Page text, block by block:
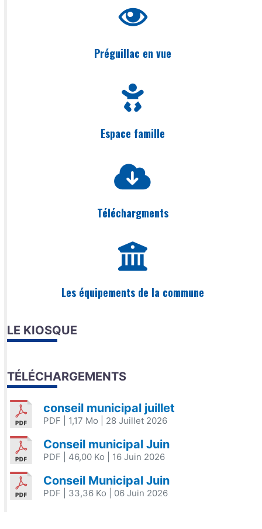
Préguillac en vue
Espace famille
Téléchargments
Les équipements de la commune
LE KIOSQUE
TÉLÉCHARGEMENTS
conseil municipal juillet
PDF | 1,17 Mo | 28 Juillet 2026
Conseil municipal Juin
PDF | 46,00 Ko | 16 Juin 2026
Conseil Municipal Juin
PDF | 33,36 Ko | 06 Juin 2026